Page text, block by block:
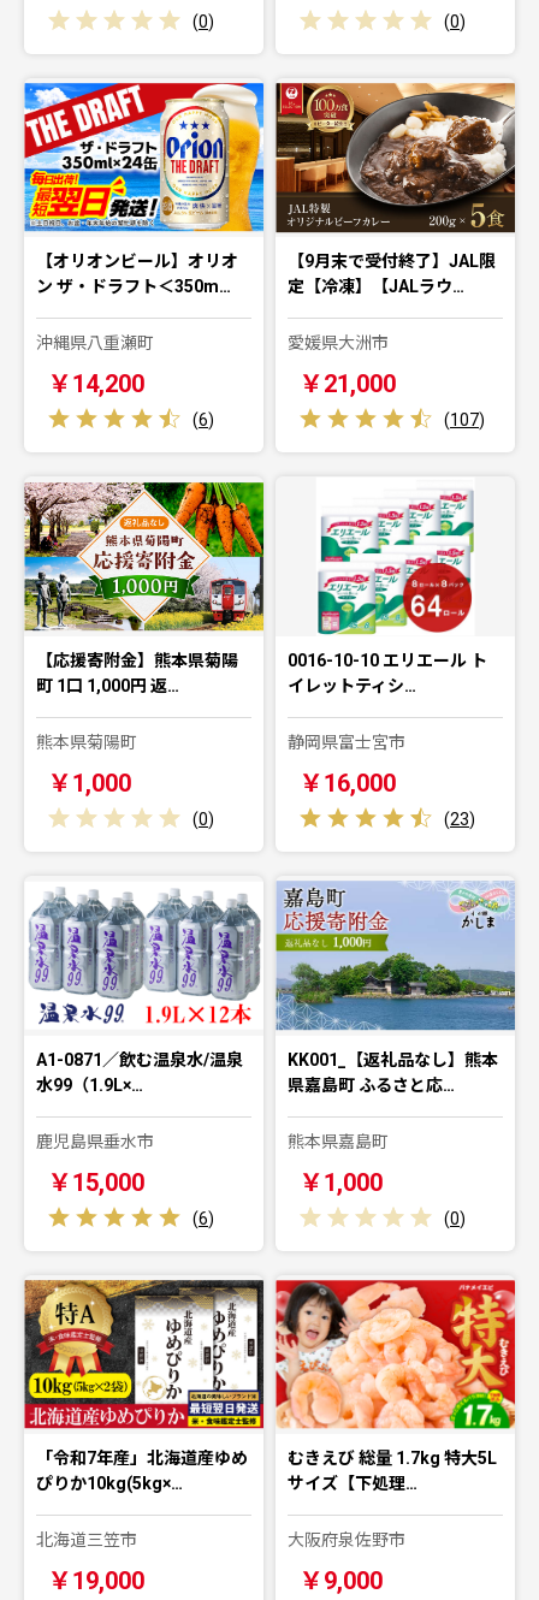
(0) (0)
【オリオンビール】オリオ
ン ザ・ドラフト＜350m…
沖縄県八重瀬町
￥14,200
(6)
【9月末で受付終了】JAL限
定【冷凍】【JALラウ…
愛媛県大洲市
￥21,000
(107)
【応援寄附金】熊本県菊陽
町 1口 1,000円 返…
熊本県菊陽町
￥1,000
(0)
0016-10-10 エリエール ト
イレットティシ…
静岡県富士宮市
￥16,000
(23)
A1-0871／飲む温泉水/温泉
水99（1.9L×…
鹿児島県垂水市
￥15,000
(6)
KK001_【返礼品なし】熊本
県嘉島町 ふるさと応…
熊本県嘉島町
￥1,000
(0)
「令和7年産」北海道産ゆめ
ぴりか10kg(5kg×…
北海道三笠市
￥19,000
むきえび 総量 1.7kg 特大5L
サイズ【下処理…
大阪府泉佐野市
￥9,000